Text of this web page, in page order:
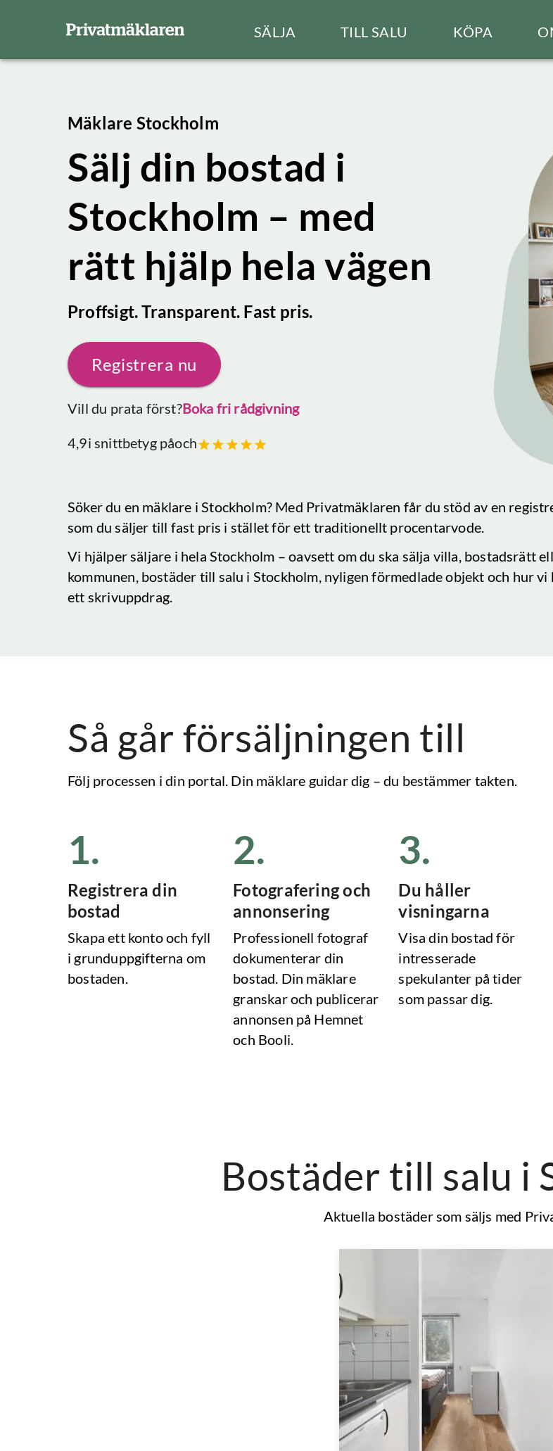
SÄLJA TILL SALU KÖPA
Mäklare Stockholm
Sälj din bostad i
Stockholm – med
rätt hjälp hela vägen
Proffsigt. Transparent. Fast pris.
Registrera nu
Vill du prata först?Boka fri rådgivning
4,9i snittbetyg påoch
Söker du en mäklare i Stockholm? Med Privatmäklaren får du stöd av en
som du säljer till fast pris i stället för ett traditionellt procentarvode.
Vi hjälper säljare i hela Stockholm – oavsett om du ska sälja villa, bostadsrätt
kommunen, bostäder till salu i Stockholm, nyligen förmedlade objekt och hur
ett skrivuppdrag.
Så går försäljningen till
Följ processen i din portal. Din mäklare guidar dig – du bestämmer takten.
1.
Registrera din
bostad
Skapa ett konto och fyll
i grunduppgifterna om
bostaden.
2.
Fotografering och
annonsering
Professionell fotograf
dokumenterar din
bostad. Din mäklare
granskar och publicerar
annonsen på Hemnet
och Booli.
3.
Du håller
visningarna
Visa din bostad för
intresserade
spekulanter på tider
som passar dig.
Bostäder till salu i
Aktuella bostäder som säljs med